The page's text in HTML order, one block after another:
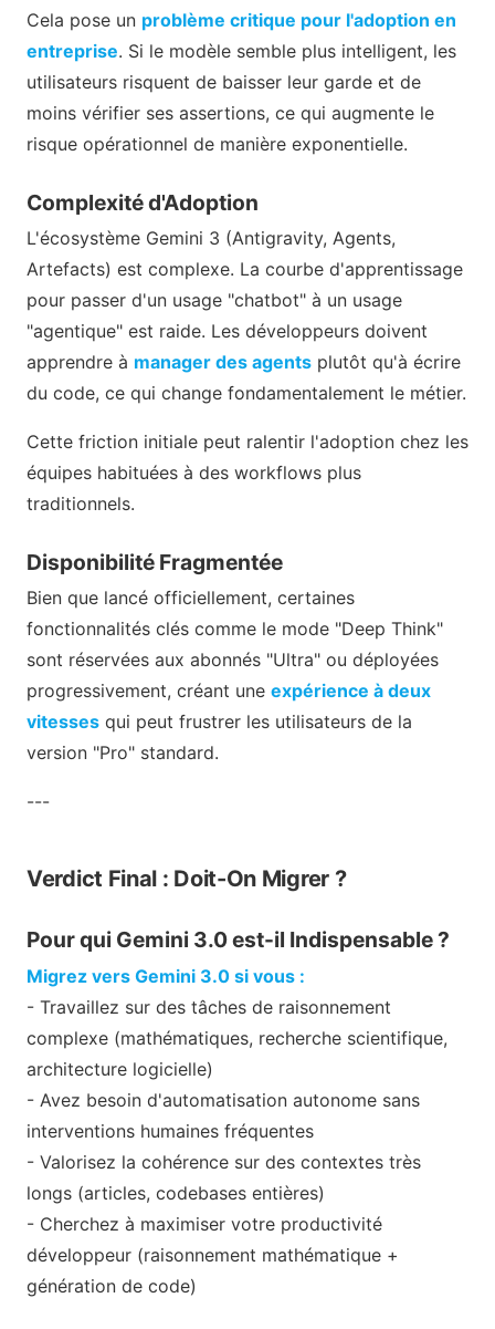
Cela pose un problème critique pour l'adoption en
entreprise. Si le modèle semble plus intelligent, les
utilisateurs risquent de baisser leur garde et de
moins vérifier ses assertions, ce qui augmente le
risque opérationnel de manière exponentielle.
Complexité d'Adoption
L'écosystème Gemini 3 (Antigravity, Agents,
Artefacts) est complexe. La courbe d'apprentissage
pour passer d'un usage "chatbot" à un usage
"agentique" est raide. Les développeurs doivent
apprendre à manager des agents plutôt qu'à écrire
du code, ce qui change fondamentalement le métier.
Cette friction initiale peut ralentir l'adoption chez les
équipes habituées à des workflows plus
traditionnels.
Disponibilité Fragmentée
Bien que lancé officiellement, certaines
fonctionnalités clés comme le mode "Deep Think"
sont réservées aux abonnés "Ultra" ou déployées
progressivement, créant une expérience à deux
vitesses qui peut frustrer les utilisateurs de la
version "Pro" standard.
---
Verdict Final : Doit-On Migrer ?
Pour qui Gemini 3.0 est-il Indispensable ?
Migrez vers Gemini 3.0 si vous :
- Travaillez sur des tâches de raisonnement
complexe (mathématiques, recherche scientifique,
architecture logicielle)
- Avez besoin d'automatisation autonome sans
interventions humaines fréquentes
- Valorisez la cohérence sur des contextes très
longs (articles, codebases entières)
- Cherchez à maximiser votre productivité
développeur (raisonnement mathématique +
génération de code)